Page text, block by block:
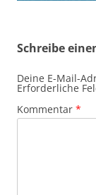
Schreibe
Deine E-Mail-
Erforderliche
Kommentar *